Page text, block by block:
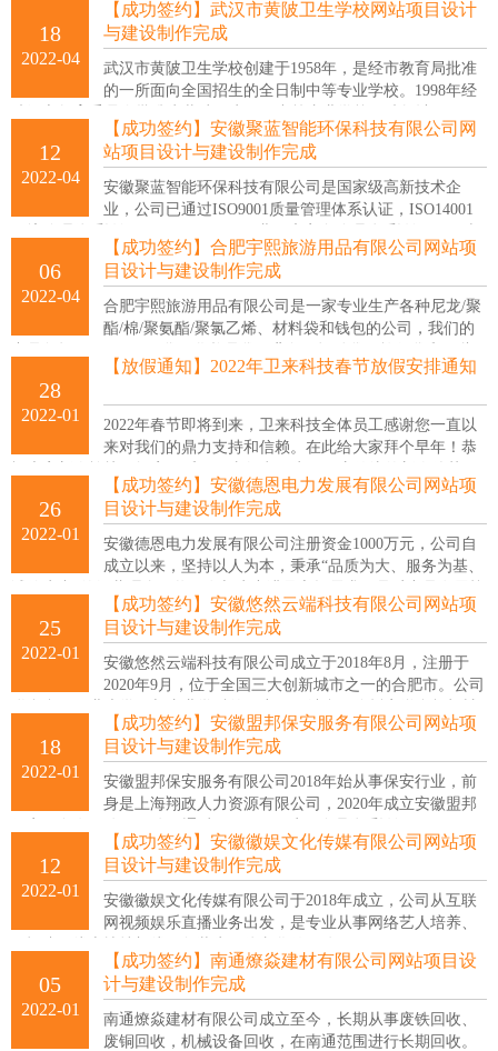
国内各大中国领先乳制品企业的服务性平台公司。
18
2022-04
【成功签约】武汉市黄陂卫生学校网站项目设计
与建设制作完成
武汉市黄陂卫生学校创建于1958年，是经市教育局批准
的一所面向全国招生的全日制中等专业学校。1998年经
［1988］87号）。
12
2022-04
【成功签约】安徽聚蓝智能环保科技有限公司网
站项目设计与建设制作完成
安徽聚蓝智能环保科技有限公司是国家级高新技术企
业，公司已通过ISO9001质量管理体系认证，ISO14001
与国内科研院所并与中国科学技术大学、合肥工业大学、安徽大学技
术交流与合作。
06
2022-04
【成功签约】合肥宇熙旅游用品有限公司网站项
目设计与建设制作完成
合肥宇熙旅游用品有限公司是一家专业生产各种尼龙/聚
酯/棉/聚氨酯/聚氯乙烯、材料袋和钱包的公司，我们的
促销袋、尼龙/聚酯/PVC/PU和一些材料，我们可以遵守邻苯二甲酸
酯、REACH、无偶氮、低镉等标准。
28
2022-01
【放假通知】2022年卫来科技春节放假安排通知
2022年春节即将到来，卫来科技全体员工感谢您一直以
来对我们的鼎力支持和信赖。在此给大家拜个早年！恭
根据国家规定和我们的实际情况，现放假时间通知如下：放假时间：
2022年1月28日 - 2月7日（合计11天）；上班时间：2022年2月8日（正
月初八）正常上班；
26
2022-01
【成功签约】安徽德恩电力发展有限公司网站项
目设计与建设制作完成
安徽德恩电力发展有限公司注册资金1000万元，公司自
成立以来，坚持以人为本，秉承“品质为大、服务为基、
略纳入公司长远发展战略之中，公司主要生产高压成套、低压成套、
箱式变电站，以及配套楼层箱、PV30箱、桥架等产品。
25
2022-01
【成功签约】安徽悠然云端科技有限公司网站项
目设计与建设制作完成
安徽悠然云端科技有限公司成立于2018年8月，注册于
2020年9月，位于全国三大创新城市之一的合肥市。公司
安装有限公司和安徽鑫运智能设备租赁有限公司（悠然云端拥有股权
的设备运营企业），致力于建筑工程、市政道路等建筑和工业领域的
信息化技术研发、应用和实施。
18
2022-01
【成功签约】安徽盟邦保安服务有限公司网站项
目设计与建设制作完成
安徽盟邦保安服务有限公司2018年始从事保安行业，前
身是上海翔政人力资源有限公司，2020年成立安徽盟邦
OHSAS18001职业健康安全管理体系认证、ISO14001环境管理体系认
证，目前我司服务项目有工厂、商场、学校、医院、物业小区、高档
商务楼、商场等
12
2022-01
【成功签约】安徽徽娱文化传媒有限公司网站项
目设计与建设制作完成
安徽徽娱文化传媒有限公司于2018年成立，公司从互联
网视频娱乐直播业务出发，是专业从事网络艺人培养、
05
2022-01
【成功签约】南通燎焱建材有限公司网站项目设
计与建设制作完成
南通燎焱建材有限公司成立至今，长期从事废铁回收、
废铜回收，机械设备回收，在南通范围进行长期回收。